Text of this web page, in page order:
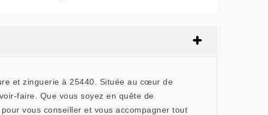
et zinguerie à 25440. Située au cœur de
faire. Que vous soyez en quête de
vous conseiller et vous accompagner tout